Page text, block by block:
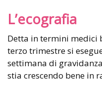
L’ecografia
Detta in termini medici
terzo trimestre si
settimana di
stia crescendo bene in